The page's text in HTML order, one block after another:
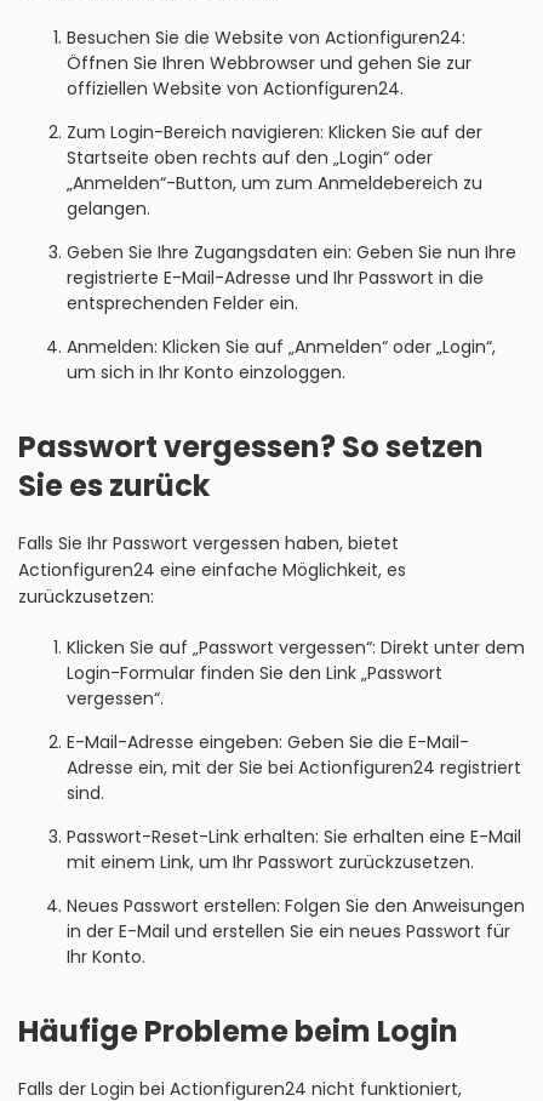
Besuchen Sie die Website von Actionfiguren24:
Öffnen Sie Ihren Webbrowser und gehen Sie zur
offiziellen Website von Actionfiguren24.
Zum Login-Bereich navigieren: Klicken Sie auf der
Startseite oben rechts auf den „Login“ oder
„Anmelden“-Button, um zum Anmeldebereich zu
gelangen.
Geben Sie Ihre Zugangsdaten ein: Geben Sie nun Ihre
registrierte E-Mail-Adresse und Ihr Passwort in die
entsprechenden Felder ein.
Anmelden: Klicken Sie auf „Anmelden“ oder „Login“,
um sich in Ihr Konto einzologgen.
Passwort vergessen? So setzen
Sie es zurück
Falls Sie Ihr Passwort vergessen haben, bietet
Actionfiguren24 eine einfache Möglichkeit, es
zurückzusetzen:
Klicken Sie auf „Passwort vergessen“: Direkt unter dem
Login-Formular finden Sie den Link „Passwort
vergessen“.
E-Mail-Adresse eingeben: Geben Sie die E-Mail-
Adresse ein, mit der Sie bei Actionfiguren24 registriert
sind.
Passwort-Reset-Link erhalten: Sie erhalten eine E-Mail
mit einem Link, um Ihr Passwort zurückzusetzen.
Neues Passwort erstellen: Folgen Sie den Anweisungen
in der E-Mail und erstellen Sie ein neues Passwort für
Ihr Konto.
Häufige Probleme beim Login
Falls der Login bei Actionfiguren24 nicht funktioniert,